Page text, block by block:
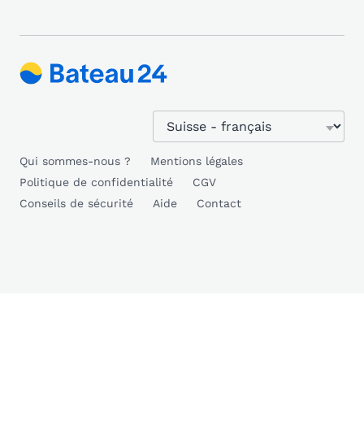
Qui sommes-nous ?
Mentions légales
Politique de confidentialité
CGV
Conseils de sécurité
Aide Contact